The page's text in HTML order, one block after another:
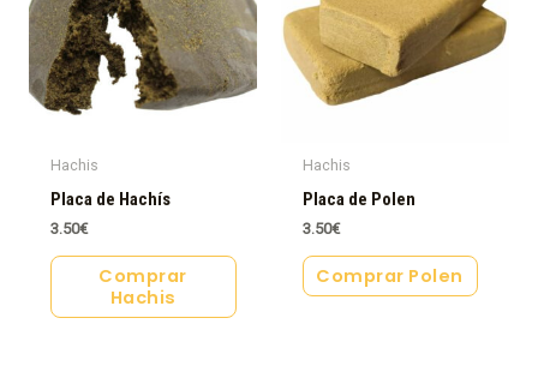
Hachis
Placa de Hachís
3.50€
Comprar
Hachis
Hachis
Placa de Polen
3.50€
Comprar Polen